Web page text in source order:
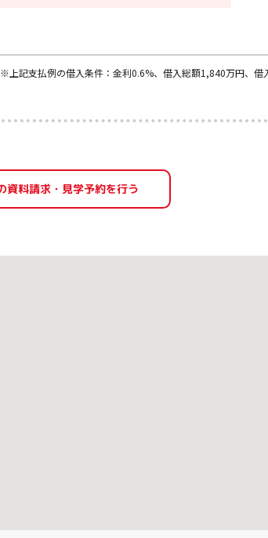
※上記支払例の借入条件：金利0.6%、借入総額1,840万円、借